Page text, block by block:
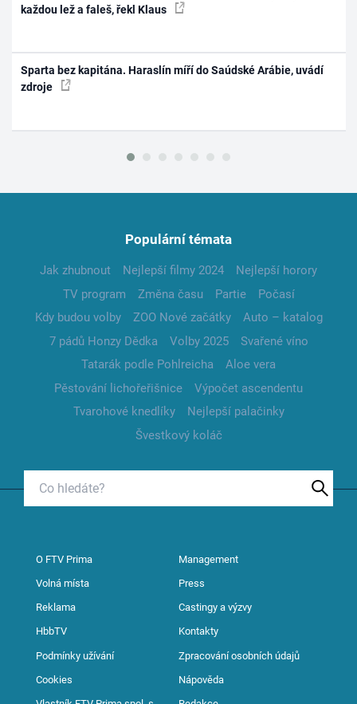
každou lež a faleš, řekl Klaus
Sparta bez kapitána. Haraslín míří do Saúdské Arábie, uvádí
zdroje
Populární témata
Jak zhubnout Nejlepší filmy 2024
Nejlepší horory
TV program
Změna času Partie
Počasí
Kdy budou volby
ZOO Nové začátky
Auto – katalog
7 pádů Honzy Dědka
Volby 2025
Svařené víno
Tatarák podle Pohlreicha
Aloe vera
Pěstování lichořeřišnice
Výpočet ascendentu
Tvarohové knedlíky
Nejlepší palačinky
Švestkový koláč
O FTV Prima Management
Volná místa Press
Reklama Castingy a výzvy
HbbTV Kontakty
Podmínky užívání Zpracování osobních údajů
Cookies Nápověda